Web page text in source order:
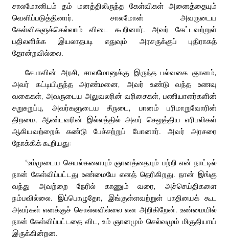
சாலமோனிடம் தம் மனத்திலிருந்த கேள்விகள் அனைத்தையும்
வெளிப்படுத்தினார். சாலமோன் அவருடைய
கேள்விகளுக்கெல்லாம் விடை கூறினார். அவர் கேட்டவற்றுள்
பதிலளிக்க இயலாதபடி எதுவும் அரசருக்குப் புதிராகத்
தோன்றவில்லை.
சேபாவின் அரசி, சாலமோனுக்கு இருந்த பல்வகை ஞானம்,
அவர் கட்டியிருந்த அரண்மனை, அவர் உண்டு வந்த உணவு
வகைகள், அவருடைய அலுவலரின் வரிசைகள், பணியாளர்களின்
சுறுசுறுப்பு, அவர்களுடைய சீருடை, பானம் பரிமாறுவோரின்
திறமை, ஆண்டவரின் இல்லத்தில் அவர் செலுத்திய எரிபலிகள்
ஆகியவற்றைக் கண்டு பேச்சற்றுப் போனார். அவர் அரசரை
நோக்கிக் கூறியது:
“உம்முடைய செயல்களையும் ஞானத்தையும் பற்றி என் நாட்டில்
நான் கேள்விப்பட்டது உண்மையே எனத் தெரிகிறது. நான் இங்கு
வந்து அவற்றை நேரில் காணும் வரை, அச்செய்திகளை
நம்பவில்லை. இப்பொழுதோ, இங்குள்ளவற்றுள் பாதியைக் கூட
அவர்கள் எனக்குச் சொல்லவில்லை என அறிகிறேன். உண்மையில்
நான் கேள்விப்பட்டதை விட, உம் ஞானமும் செல்வமும் மிகுதியாய்
இருக்கின்றன.